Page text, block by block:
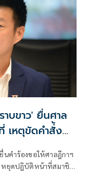
เหตุขัดคำสั่้ง
ยุดปฎิบัติหน้าที่สมาชิก